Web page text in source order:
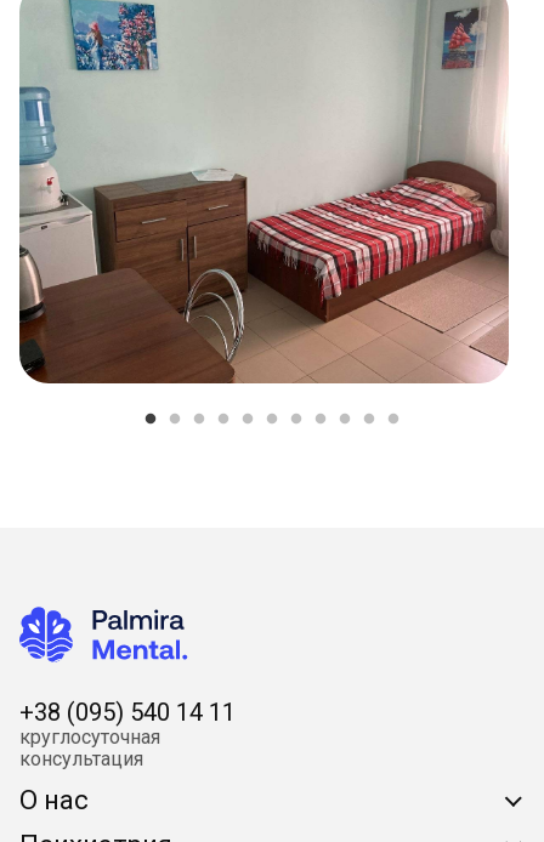
+38 (095) 540 14 11
круглoсутoчная
кoнсультация
О нас